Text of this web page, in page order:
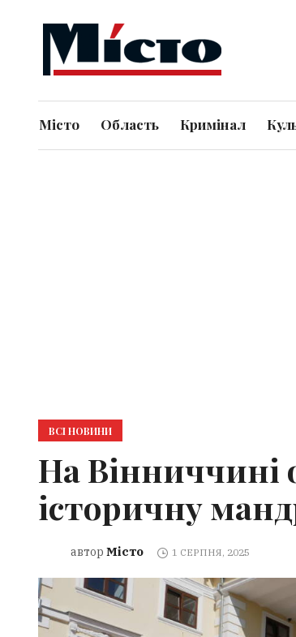
Місто Область Кримінал
ВСІ НОВИНИ
На Вінниччині
історичну
автор Місто 1 СЕРПНЯ, 2025